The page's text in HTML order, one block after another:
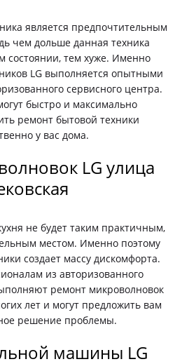
является предпочтительным
чем дольше данная техника
состоянии, тем хуже. Именно
LG выполняется опытными
сервисного центра.
быстро и максимально
ремонт бытовой техники
у вас дома.
LG улица
не будет таким практичным,
местом. Именно поэтому
создает массу дискомфорта.
из авторизованного
ремонт микроволновок
лет и могут предложить вам
решение проблемы.
машины LG